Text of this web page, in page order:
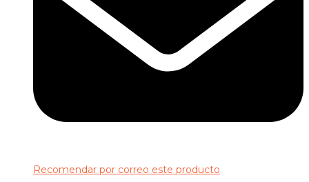
Recomendar por correo este producto